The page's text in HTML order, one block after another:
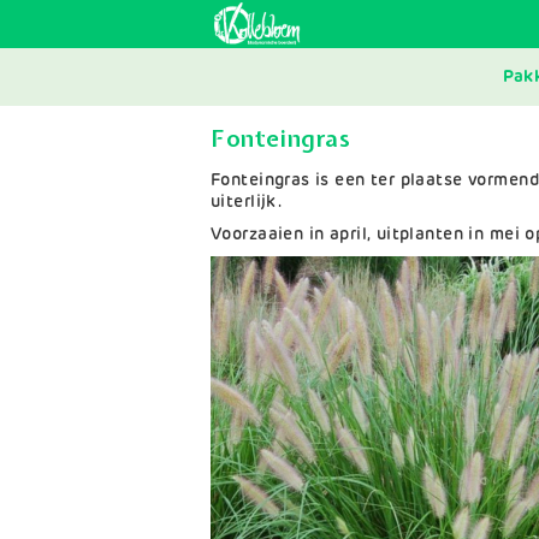
Fonteingras
Fonteingras is een ter plaatse
uiterlijk.
Voorzaaien in april, uitplanten in mei